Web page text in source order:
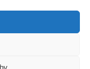
Společnost DTTL
z jejích členských
a nezávislým
nebo přijímat závazky
subjektů ve